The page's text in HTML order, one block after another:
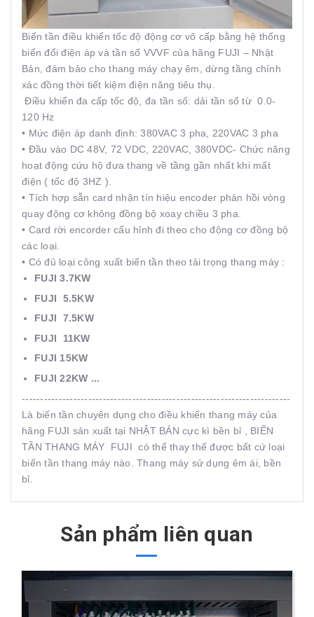
Biến tần điều khiển tốc độ động cơ vô cấp bằng hệ thống
biến đổi điện áp và tần số VVVF của hãng FUJI – Nhật
Bản, đảm bảo cho thang máy chạy êm, dừng tầng chính
xác đồng thời tiết kiệm điện năng tiêu thụ.
Điều khiển đa cấp tốc độ, đa tần số: dải tần số từ 0.0-
120 Hz
• Mức điện áp danh định: 380VAC 3 pha, 220VAC 3 pha
• Đầu vào DC 48V, 72 VDC, 220VAC, 380VDC- Chức năng
hoạt động cứu hộ đưa thang về tầng gần nhất khi mất
điện ( tốc độ 3HZ ).
• Tích hợp sẵn card nhận tín hiệu encoder phản hồi vòng
quay động cơ không đồng bộ xoay chiều 3 pha.
• Card rời encorder cấu hỉnh đi theo cho động cơ đồng bộ
các loại.
• Có đủ loại công xuất biến tần theo tải trọng thang máy :
FUJI 3.7KW
FUJI 5.5KW
FUJI 7.5KW
FUJI 11KW
FUJI 15KW
FUJI 22KW ...
-------------------------------------------------------------------------
Là biến tần chuyên dụng cho điều khiển thang máy của
hãng FUJI sản xuất tại NHẬT BẢN cực kì bền bỉ , BIẾN
TẦN THANG MÁY FUJI có thể thay thế được bất cứ loại
biến tần thang máy nào. Thang máy sử dụng êm ái, bền
bỉ.
Sản phẩm liên quan